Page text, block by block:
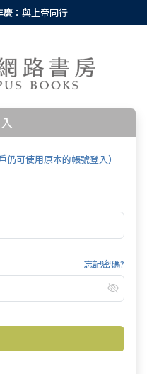
慶：與上帝同行
可使用原本的帳號登入）
忘記密碼?